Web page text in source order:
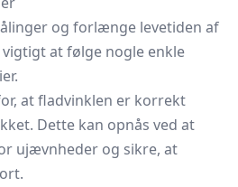
og forlænge levetiden af
at følge nogle enkle
at fladvinklen er korrekt
Dette kan opnås ved at
ujævnheder og sikre, at